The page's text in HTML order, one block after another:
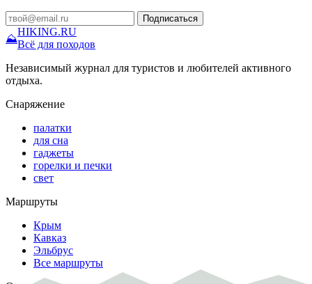
Подписаться
⛰
HIKING.RU
Всё для походов
Независимый журнал для туристов и любителей активного
отдыха.
Снаряжение
палатки
для сна
гаджеты
горелки и печки
свет
Маршруты
Крым
Кавказ
Эльбрус
Все маршруты